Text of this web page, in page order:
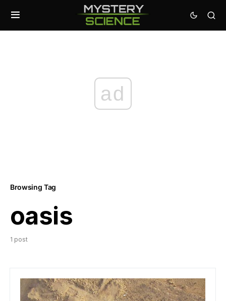
ad
Browsing Tag
oasis
1 post